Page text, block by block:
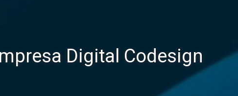
Digital Codesign